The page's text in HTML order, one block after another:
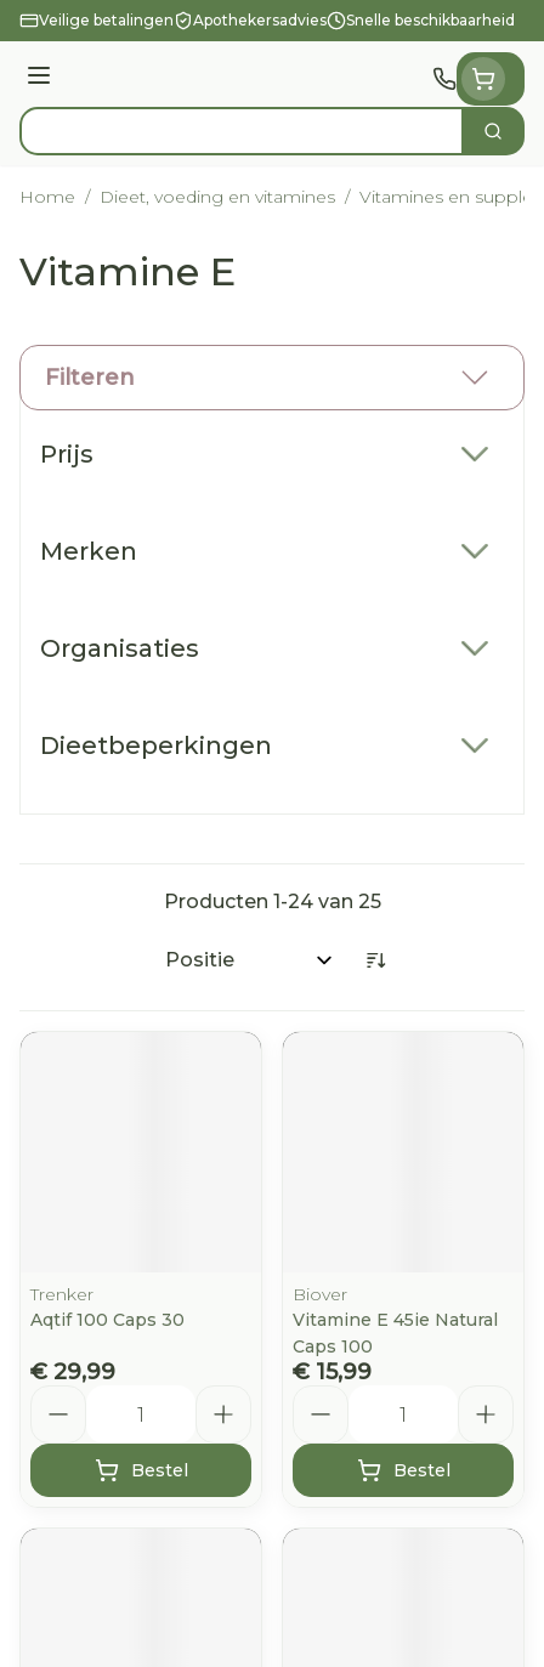
Ga naar de inhoud
Veilige betalingen Apothekersadvies Snelle beschikbaarheid
Menu
Product, merk, categorie... Zoek
Home / Dieet, voeding en vitamines / Vitamines en
Vitamine E
Filteren
Prijs
Merken
Organisaties
Dieetbeperkingen
Producten 1-24van 25
Sorteer op:
Trenker
Aqtif 100 Caps 30
€ 29,99
Bestel
Biover
Vitamine E 45ie Natural
Caps 100
€ 15,99
Bestel